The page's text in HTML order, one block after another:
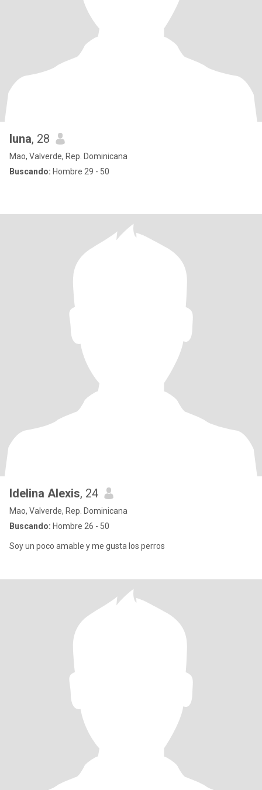
luna, 28
Mao, Valverde, Rep. Dominicana
Buscando: Hombre 29 - 50
Idelina Alexis, 24
Mao, Valverde, Rep. Dominicana
Buscando: Hombre 26 - 50
Soy un poco amable y me gusta los perros